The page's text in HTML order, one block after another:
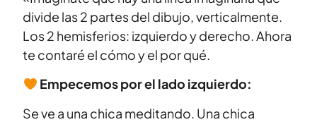
divide las 2 partes del dibujo, verticalmente.
Los 2 hemisferios: izquierdo y derecho. Ahora
te contaré el cómo y el por qué.
Empecemos por el lado izquierdo:
Se ve a una chica meditando. Una chica